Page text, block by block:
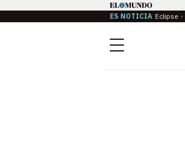
ES NOTICIA Eclipse
Menú